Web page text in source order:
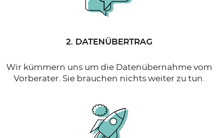
2. DATENÜBERTRAG
Wir kümmern uns um die Datenübernahme vom
Vorberater. Sie brauchen nichts weiter zu tun.